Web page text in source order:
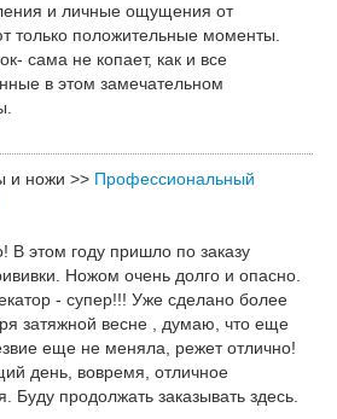
и личные ощущения от
только положительные моменты.
сама не копает, как и все
в этом замечательном
и ножи >> Профессиональный
В этом году пришло по заказу
Ножом очень долго и опасно.
- супер!!! Уже сделано более
затяжной весне , думаю, что еще
еще не меняла, режет отлично!
день, вовремя, отличное
Буду продолжать заказывать здесь.